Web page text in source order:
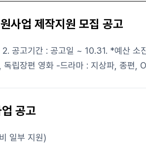
사업 제작지원 모집 공고
공고
일부 지원)